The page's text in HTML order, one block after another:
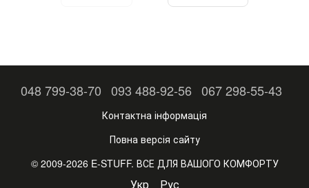
048 799-38-70 093 488-92-56 067 298-55-43
Контактна інформація
Повна версія сайту
© 2009-2026 E-STUFF. ВСЕ ДЛЯ ВАШОГО КОМФОРТУ
Укр Рус